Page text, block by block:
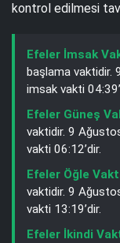
kontrol edilmesi
Efeler İmsak
başlama vaktidir.
imsak vakti
Efeler Güneş
vaktidir. 9
vakti 06:12’dir.
Efeler Öğle
vaktidir. 9
vakti 13:19’dir.
Efeler İkindi